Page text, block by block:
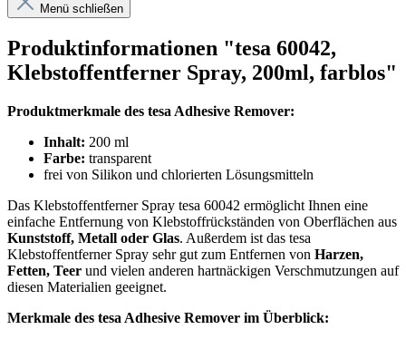
Menü schließen
Produktinformationen "tesa 60042,
Klebstoffentferner Spray, 200ml, farblos"
Produktmerkmale des tesa Adhesive Remover:
Inhalt: 200 ml
Farbe: transparent
frei von Silikon und chlorierten Lösungsmitteln
Das Klebstoffentferner Spray tesa 60042 ermöglicht Ihnen eine
einfache Entfernung von Klebstoffrückständen von Oberflächen aus
Kunststoff, Metall oder Glas. Außerdem ist das tesa
Klebstoffentferner Spray sehr gut zum Entfernen von Harzen,
Fetten, Teer und vielen anderen hartnäckigen Verschmutzungen auf
diesen Materialien geeignet.
Merkmale des tesa Adhesive Remover im Überblick: